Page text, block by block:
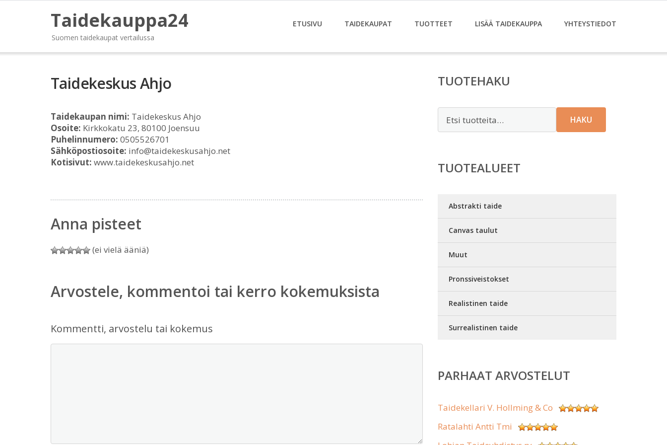
Taidekauppa24
Suomen taidekaupat vertailussa
ETUSIVU TAIDEKAUPAT TUOTTEET LISÄÄ TAIDEKAUPPA YHTEYSTIEDOT
Taidekeskus Ahjo
Taidekaupan nimi: Taidekeskus Ahjo
Osoite: Kirkkokatu 23, 80100 Joensuu
Puhelinnumero: 0505526701
Sähköpostiosoite: info@taidekeskusahjo.net
Kotisivut: www.taidekeskusahjo.net
Anna pisteet
(ei vielä ääniä)
Arvostele, kommentoi tai kerro kokemuksista
Kommentti, arvostelu tai kokemus
TUOTEHAKU
HAKU
TUOTEALUEET
Abstrakti taide
Canvas taulut
Muut
Pronssiveistokset
Realistinen taide
Surrealistinen taide
PARHAAT ARVOSTELUT
Taidekellari V. Hollming & Co
Ratalahti Antti Tmi